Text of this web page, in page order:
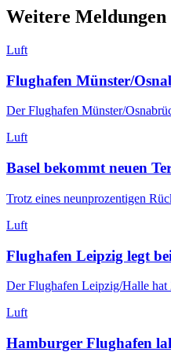
Weitere
Luft
Flughafen Münster/
Der Flughafen Münster/
Luft
Basel bekommt neuen
Trotz eines neunprozentigen
Luft
Flughafen Leipzig legt
Der Flughafen Leipzig/Halle hat
Luft
Hamburger Flughafen